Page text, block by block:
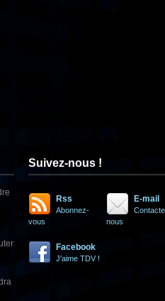
Suivez-nous !
Rss
Abonnez-
vous
E-mail
nous
Facebook
J'aime TDV !